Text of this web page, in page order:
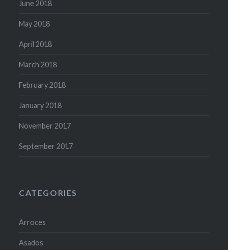
June 2018
May 2018
April 2018
March 2018
February 2018
January 2018
November 2017
September 2017
CATEGORIES
Arroces
Asados